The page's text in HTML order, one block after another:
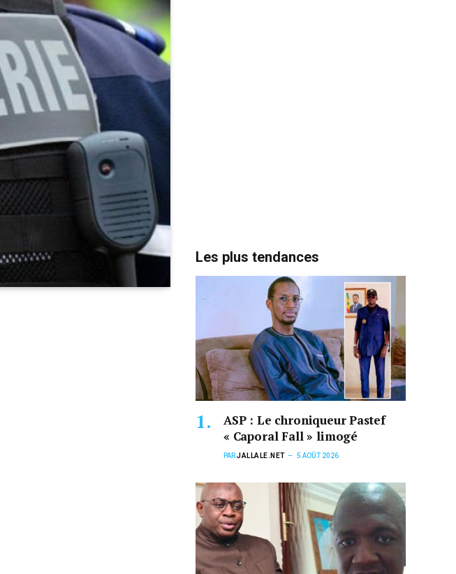
Les plus tendances
ASP : Le chroniqueur Pastef
« Caporal Fall » limogé
PARJALLALE.NET 5 AOÛT 2026